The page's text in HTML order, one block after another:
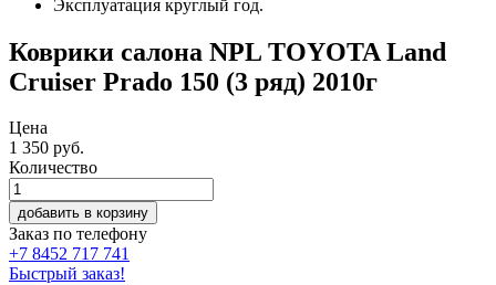
Эксплуатация круглый год.
Коврики салона NPL TOYOTA Land
Cruiser Prado 150 (3 ряд) 2010г
Цена
1 350 руб.
Количество
добавить в корзину
Заказ по телефону
+7 8452 717 741
Быстрый заказ!